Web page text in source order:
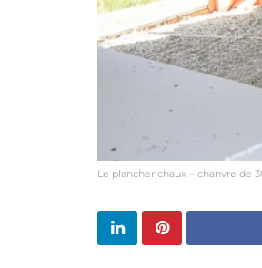
Le plancher chaux – chanvre de